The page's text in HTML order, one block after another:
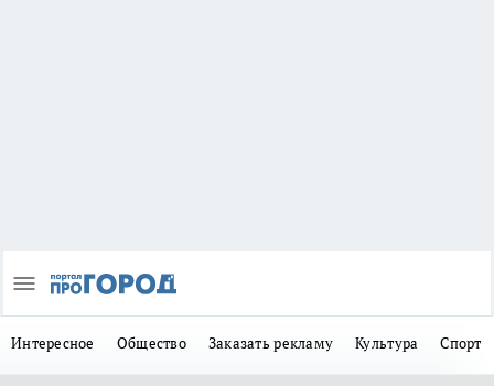
Интересное Общество Заказать рекламу Культура Спорт